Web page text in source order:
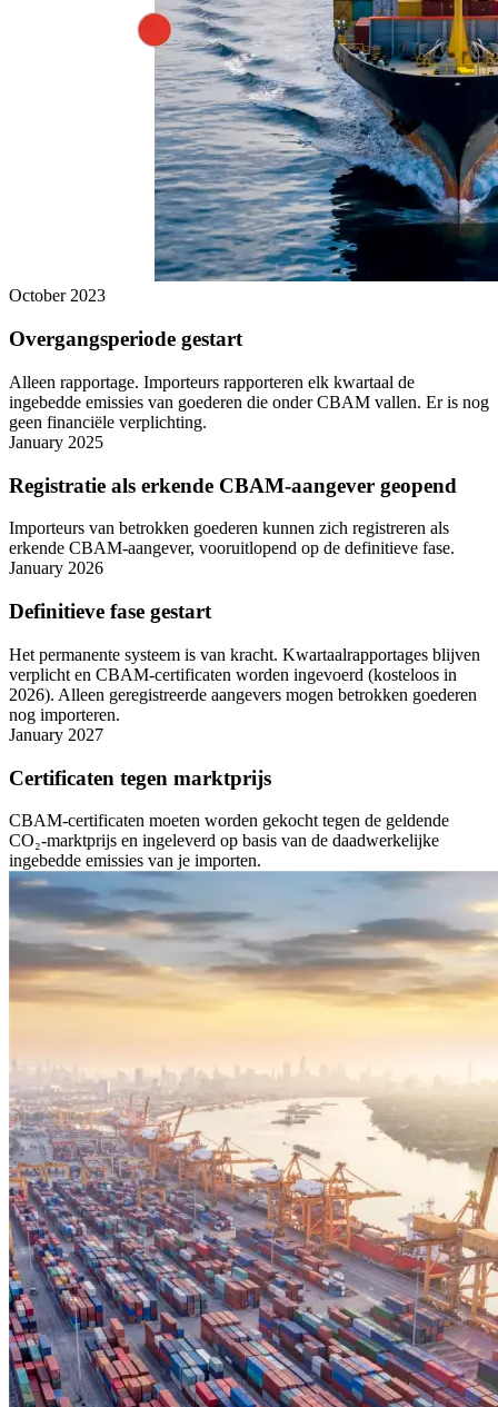
October 2023
Overgangsperiode gestart
Alleen rapportage. Importeurs rapporteren elk kwartaal de
ingebedde emissies van goederen die onder CBAM vallen. Er is nog
geen financiële verplichting.
January 2025
Registratie als erkende CBAM-aangever geopend
Importeurs van betrokken goederen kunnen zich registreren als
erkende CBAM-aangever, vooruitlopend op de definitieve fase.
January 2026
Definitieve fase gestart
Het permanente systeem is van kracht. Kwartaalrapportages blijven
verplicht en CBAM-certificaten worden ingevoerd (kosteloos in
2026). Alleen geregistreerde aangevers mogen betrokken goederen
nog importeren.
January 2027
Certificaten tegen marktprijs
CBAM-certificaten moeten worden gekocht tegen de geldende
CO₂-marktprijs en ingeleverd op basis van de daadwerkelijke
ingebedde emissies van je importen.